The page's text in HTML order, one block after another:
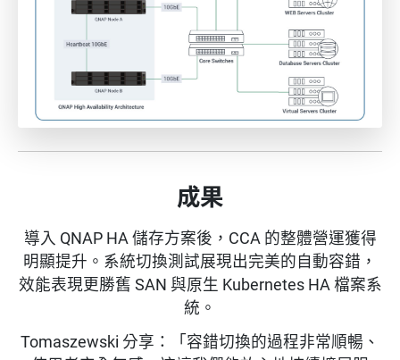
成果
導入 QNAP HA 儲存方案後，CCA 的整體營運獲得
明顯提升。系統切換測試展現出完美的自動容錯，
效能表現更勝舊 SAN 與原生 Kubernetes HA 檔案系
統。
Tomaszewski 分享：「容錯切換的過程非常順暢、